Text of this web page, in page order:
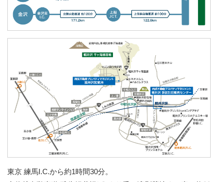
東京 練馬I.C.から約1時間30分。